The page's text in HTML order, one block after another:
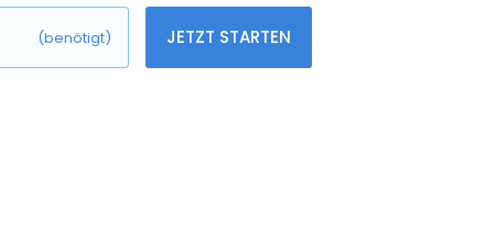
(benötigt) JETZT STARTEN